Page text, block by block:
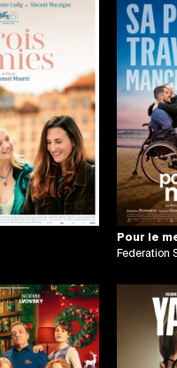
Pour le
Federation